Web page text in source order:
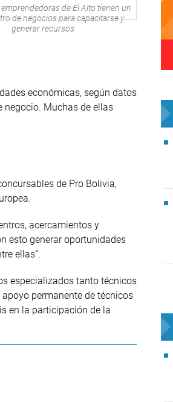
de El Alto tienen un
de negocios para capacitarse y
generar recursos
económicas, según datos
negocio. Muchas de ellas
de Pro Bolivia,
acercamientos y
esto generar oportunidades
ellas”.
especializados tanto técnicos
permanente de técnicos
en la participación de la